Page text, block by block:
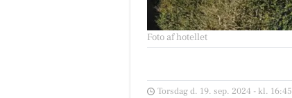
Foto af hotellet
Torsdag d. 19. sep. 2024 - kl. 16:45